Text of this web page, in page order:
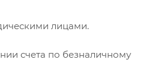
лицами.
счета по безналичному